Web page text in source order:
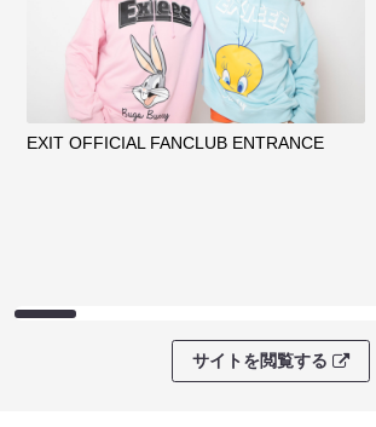
EXIT OFFICIAL FANCLUB ENTRANCE
サイトを閲覧する